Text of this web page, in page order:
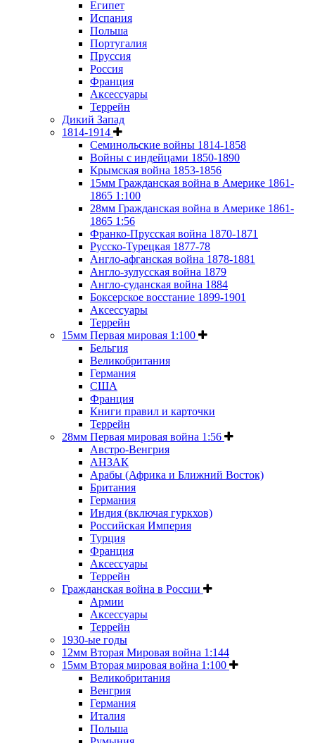
Египет
Испания
Польша
Португалия
Пруссия
Россия
Франция
Аксессуары
Террейн
Дикий Запад
1814-1914
Семинольские войны 1814-1858
Войны с индейцами 1850-1890
Крымская война 1853-1856
15мм Гражданская война в Америке 1861-
1865 1:100
28мм Гражданская война в Америке 1861-
1865 1:56
Франко-Прусская война 1870-1871
Русско-Турецкая 1877-78
Англо-афганская война 1878-1881
Англо-зулусская война 1879
Англо-суданская война 1884
Боксерское восстание 1899-1901
Аксессуары
Террейн
15мм Первая мировая 1:100
Бельгия
Великобритания
Германия
США
Франция
Книги правил и карточки
Террейн
28мм Первая мировая война 1:56
Австро-Венгрия
АНЗАК
Арабы (Африка и Ближний Восток)
Британия
Германия
Индия (включая гуркхов)
Российская Империя
Турция
Франция
Аксессуары
Террейн
Гражданская война в России
Армии
Аксессуары
Террейн
1930-ые годы
12мм Вторая Мировая война 1:144
15мм Вторая мировая война 1:100
Великобритания
Венгрия
Германия
Италия
Польша